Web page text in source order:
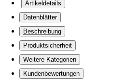
Artikeldetails
Datenblätter
Beschreibung
Produktsicherheit
Weitere Kategorien
Kundenbewertungen